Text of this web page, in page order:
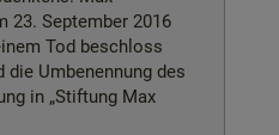
23. September 2016
Tod beschloss
Umbenennung des
in „Stiftung Max